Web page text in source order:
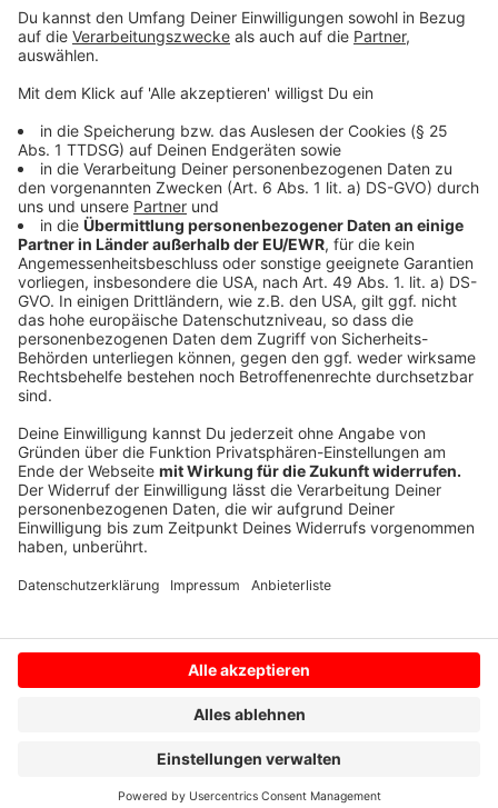
Warum ist das wichtig?
Anzeige
Die gesammelten Daten tragen zur Erforschung der
streng geschützten Fledermäuse und der biologischen
Vielfalt bei. Besonders in den Sommermonaten Juni
und Juli, wenn die Weibchen ihre Jungtiere in
sogenannten Wochenstuben aufziehen, sind
Beobachtungen wertvoll.
Anzeige
Weitere Infos
Anzeige
Anzeige